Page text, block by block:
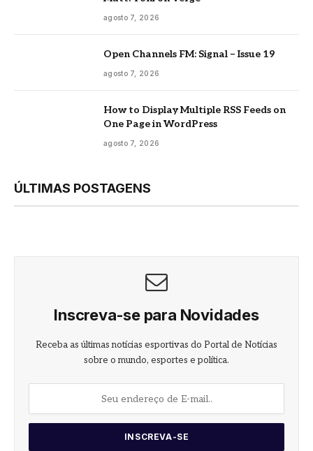
agosto 7, 2026
Open Channels FM: Signal – Issue 19
agosto 7, 2026
How to Display Multiple RSS Feeds on
One Page in WordPress
agosto 7, 2026
ÚLTIMAS POSTAGENS
Inscreva-se para Novidades
Receba as últimas notícias esportivas do Portal de Notícias
sobre o mundo, esportes e política.